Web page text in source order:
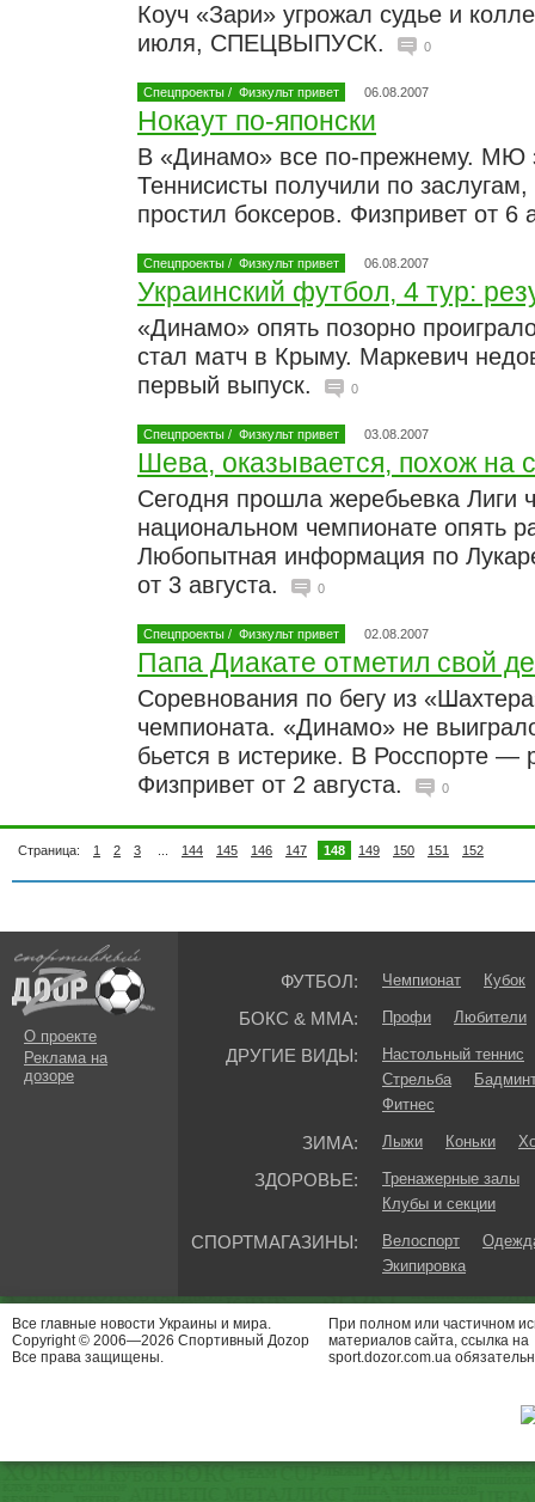
Коуч «Зари» угрожал судье и
июля, СПЕЦВЫПУСК.
0
Спецпроекты / Физкульт привет 06.08.2007
Нокаут по-японски
В «Динамо» все по-прежнему. МЮ
Теннисисты получили по
простил боксеров. Физпривет от 6
Спецпроекты / Физкульт привет 06.08.2007
Украинский футбол, 4 тур:
«Динамо» опять позорно
стал матч в Крыму. Маркевич
первый выпуск.
0
Спецпроекты / Физкульт привет 03.08.2007
Шева, оказывается, похож на
Сегодня прошла жеребьевка Лиги
национальном чемпионате опять
Любопытная информация по
от 3 августа.
0
Спецпроекты / Физкульт привет 02.08.2007
Папа Диакате отметил свой
Соревнования по бегу из
чемпионата. «Динамо» не
бьется в истерике. В Росспорте —
Физпривет от 2 августа.
0
Страница: 1 2 3 144 145 146 147 148 149 150 151 152
О проекте
Реклама на
дозоре
ФУТБОЛ: Чемпионат Кубок
БОКС & ММА: Профи Любители
ДРУГИЕ ВИДЫ:
Настольный теннис
Стрельба
Фитнес
ЗИМА: Лыжи Коньки
ЗДОРОВЬЕ:
Тренажерные залы
Клубы и секции
СПОРТМАГАЗИНЫ: Велоспорт
Экипировка
Все главные новости Украины и мира.
Copyright © 2006—2026 Спортивный Доzор
Все права защищены.
При полном или частичном
материалов сайта, ссылка на
sport.dozor.com.ua